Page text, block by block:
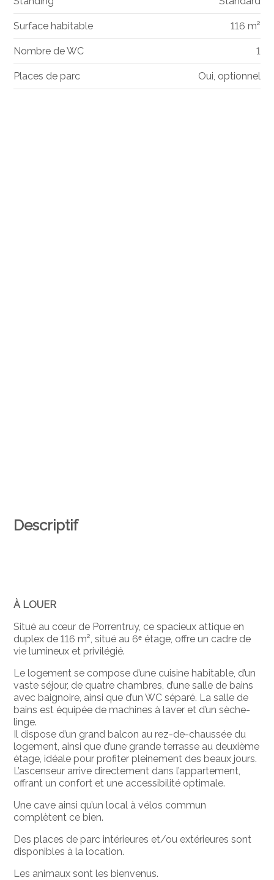
Descriptif
À LOUER
Situé au cœur de Porrentruy, ce spacieux attique en
duplex de 116 m², situé au 6ᵉ étage, offre un cadre de
vie lumineux et privilégié.
Le logement se compose d’une cuisine habitable, d’un
vaste séjour, de quatre chambres, d’une salle de bains
avec baignoire, ainsi que d’un WC séparé. La salle de
bains est équipée de machines à laver et d’un sèche-
linge.
Il dispose d’un grand balcon au rez-de-chaussée du
logement, ainsi que d’une grande terrasse au deuxième
étage, idéale pour profiter pleinement des beaux jours.
L’ascenseur arrive directement dans l’appartement,
offrant un confort et une accessibilité optimale.
Une cave ainsi qu’un local à vélos commun
complètent ce bien.
Des places de parc intérieures et/ou extérieures sont
disponibles à la location.
Les animaux sont les bienvenus.
Surface habitable 116 m²
Nombre de WC 1
Places de parc Oui, optionnel